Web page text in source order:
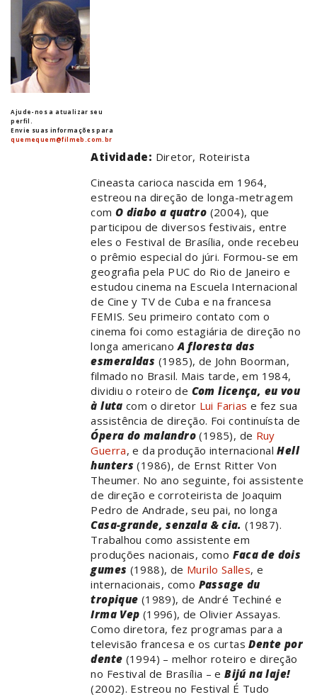
Ajude-nos a atualizar seu
perfil.
Envie suas informações para
quemequem@filmeb.com.br
Atividade: Diretor, Roteirista
Cineasta carioca nascida em 1964,
estreou na direção de longa-metragem
com O diabo a quatro (2004), que
participou de diversos festivais, entre
eles o Festival de Brasília, onde recebeu
o prêmio especial do júri. Formou-se em
geografia pela PUC do Rio de Janeiro e
estudou cinema na Escuela Internacional
de Cine y TV de Cuba e na francesa
FEMIS. Seu primeiro contato com o
cinema foi como estagiária de direção no
longa americanoA floresta das
esmeraldas (1985), de John Boorman,
filmado no Brasil. Mais tarde, em 1984,
dividiu o roteiro de Com licença, eu vou
à luta com o diretor Lui Farias e fez sua
assistência de direção. Foi continuísta de
Ópera do malandro (1985), de Ruy
Guerra, e da produção internacionalHell
hunters (1986), de Ernst Ritter Von
Theumer. No ano seguinte, foi assistente
de direção e corroteirista de Joaquim
Pedro de Andrade, seu pai, no longa
Casa-grande, senzala & cia. (1987).
Trabalhou como assistente em
produções nacionais, como Faca de dois
gumes (1988), de Murilo Salles, e
internacionais, como Passage du
tropique (1989), de André Techiné e
Irma Vep (1996), de Olivier Assayas.
Como diretora, fez programas para a
televisão francesa e os curtasDente por
dente (1994) – melhor roteiro e direção
no Festival de Brasília – eBijú na laje!
(2002). Estreou no Festival É Tudo